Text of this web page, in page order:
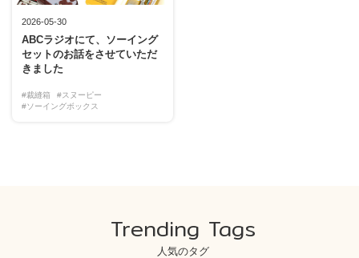
2026-05-30
ABCラジオにて、ソーイング
セットのお話をさせていただ
きました
#裁縫箱
#スヌーピー
#ソーイングボックス
Trending Tags
人気のタグ